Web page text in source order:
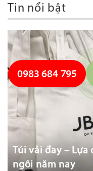
Tin nổi bật
Túi vải đay –
ngôi năm nay
0983 684 795